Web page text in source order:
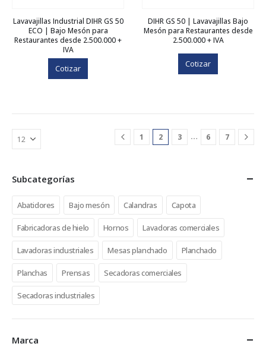
Lavavajillas Industrial DIHR GS 50
ECO | Bajo Mesón para
Restaurantes desde 2.500.000 +
IVA
Cotizar
DIHR GS 50 | Lavavajillas Bajo
Mesón para Restaurantes desde
2.500.000 + IVA
Cotizar
1 2 3 … 6 7
Subcategorías
Abatidores Bajo mesón Calandras Capota
Fabricadoras de hielo Hornos Lavadoras comerciales
Lavadoras industriales Mesas planchado Planchado
Planchas Prensas Secadoras comerciales
Secadoras industriales
Marca